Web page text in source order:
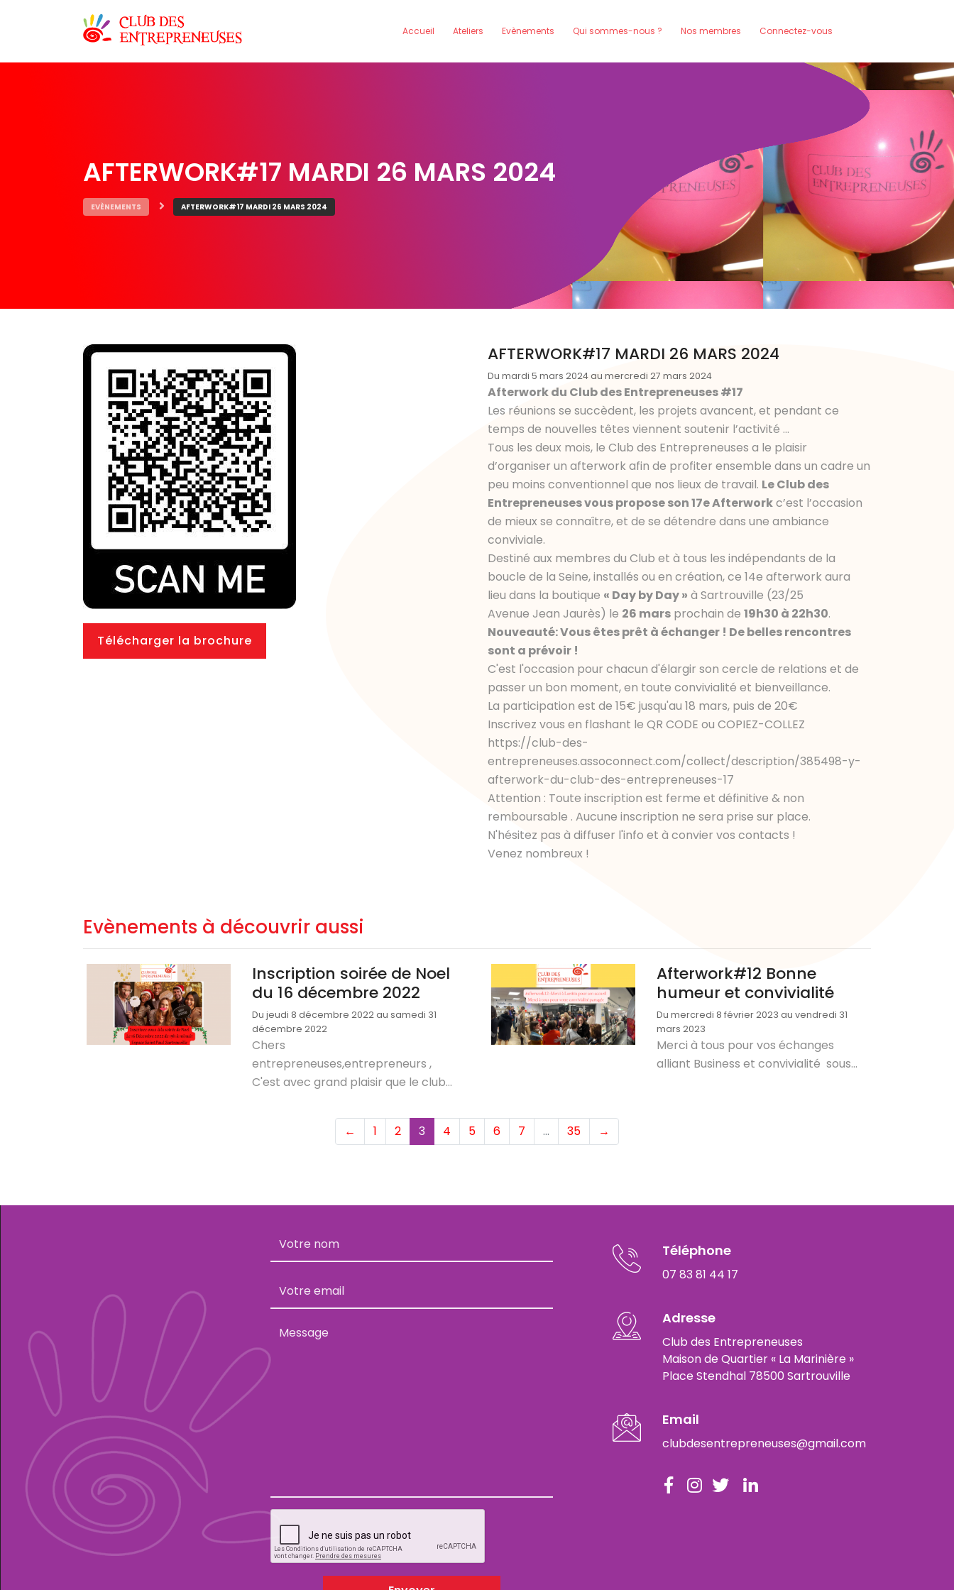
Accueil Ateliers Evènements Qui sommes-nous ? Nos membres Connectez-vous
AFTERWORK#17 MARDI 26 MARS 2024
EVÈNEMENTS AFTERWORK#17 MARDI 26 MARS 2024
Télécharger la brochure
AFTERWORK#17 MARDI 26 MARS 2024
Du mardi 5 mars 2024 au mercredi 27 mars 2024
Afterwork du Club des Entrepreneuses #17
Les réunions se succèdent, les projets avancent, et pendant ce
temps de nouvelles têtes viennent soutenir l’activité …
Tous les deux mois, le Club des Entrepreneuses a le plaisir
d’organiser un afterwork afin de profiter ensemble dans un cadre un
peu moins conventionnel que nos lieux de travail. Le Club des
Entrepreneuses vous propose son 17e Afterworkc’est l’occasion
de mieux se connaître, et de se détendre dans une ambiance
conviviale.
Destiné aux membres du Club et à tous les indépendants de la
boucle de la Seine, installés ou en création, ce 14e afterwork aura
lieu dans la boutique « Day by Day » à Sartrouville (23/25
Avenue Jean Jaurès) le 26 mars prochain de 19h30 à 22h30.
Nouveauté: Vous êtes prêt à échanger ! De belles rencontres
sont a prévoir !
C'est l'occasion pour chacun d'élargir son cercle de relations et de
passer un bon moment, en toute convivialité et bienveillance.
La participation est de 15€ jusqu'au 18 mars, puis de 20€
Inscrivez vous en flashant le QR CODE ou COPIEZ-COLLEZ
https://club-des-
entrepreneuses.assoconnect.com/collect/description/385498-y-
afterwork-du-club-des-entrepreneuses-17
Attention : Toute inscription est ferme et définitive & non
remboursable . Aucune inscription ne sera prise sur place.
N'hésitez pas à diffuser l'info et à convier vos contacts !
Venez nombreux !
Evènements à découvrir aussi
Inscription soirée de Noel
du 16 décembre 2022
Du jeudi 8 décembre 2022 au samedi 31
décembre 2022
Chers
entrepreneuses,entrepreneurs ,
C'est avec grand plaisir que le club...
Afterwork#12 Bonne
humeur et convivialité
Du mercredi 8 février 2023 au vendredi 31
mars 2023
Merci à tous pour vos échanges
alliant Business et convivialité sous...
← 1 2 3 (current)
4 5 6 7 … 35 →
Téléphone
07 83 81 44 17
Adresse
Club des Entrepreneuses
Maison de Quartier « La Marinière »
Place Stendhal 78500 Sartrouville
Email
clubdesentrepreneuses@gmail.com